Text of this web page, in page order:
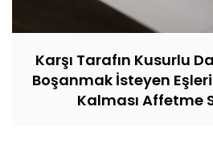
Karşı Tarafın Kusurlu
Boşanmak İsteyen
Kalması Affetme